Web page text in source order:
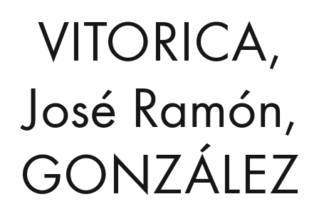
VITORICA,
José Ramón,
GONZÁLEZ